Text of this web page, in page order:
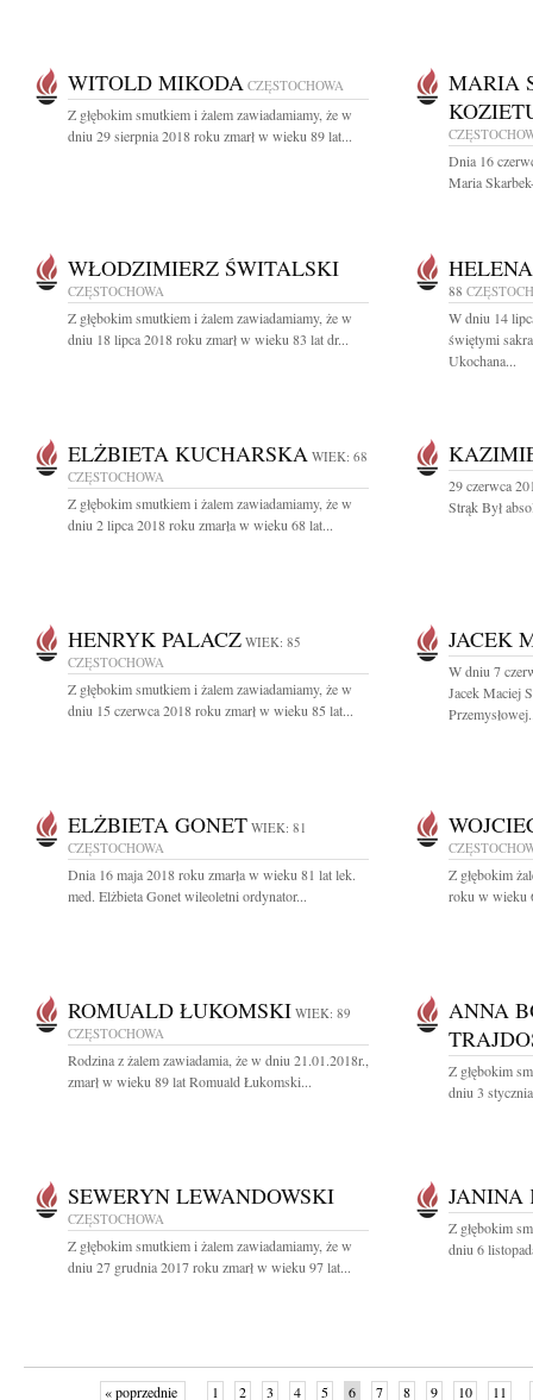
WITOLD MIKODA CZĘSTOCHOWA
Z głębokim smutkiem i żalem zawiadamiamy, że w
dniu 29 sierpnia 2018 roku zmarł w wieku 89 lat...
MARIA
Dnia 16
Maria
WŁODZIMIERZ ŚWITALSKI
CZĘSTOCHOWA
Z głębokim smutkiem i żalem zawiadamiamy, że w
dniu 18 lipca 2018 roku zmarł w wieku 83 lat dr...
88
W dniu 14
świętymi
Ukochana...
ELŻBIETA KUCHARSKA WIEK: 68
CZĘSTOCHOWA
Z głębokim smutkiem i żalem zawiadamiamy, że w
dniu 2 lipca 2018 roku zmarła w wieku 68 lat...
29 czerwca
Strąk Był
HENRYK PALACZ WIEK: 85
CZĘSTOCHOWA
Z głębokim smutkiem i żalem zawiadamiamy, że w
dniu 15 czerwca 2018 roku zmarł w wieku 85 lat...
JACEK
W dniu 7
Jacek Maciej
ELŻBIETA GONET WIEK: 81
CZĘSTOCHOWA
Dnia 16 maja 2018 roku zmarła w wieku 81 lat lek.
med. Elżbieta Gonet wileoletni ordynator...
Z głębokim
roku w wieku
ROMUALD ŁUKOMSKI WIEK: 89
CZĘSTOCHOWA
Rodzina z żalem zawiadamia, że w dniu 21.01.2018r.,
zmarł w wieku 89 lat Romuald Łukomski...
ANNA
Z głębokim
dniu 3
SEWERYN LEWANDOWSKI
CZĘSTOCHOWA
Z głębokim smutkiem i żalem zawiadamiamy, że w
dniu 27 grudnia 2017 roku zmarł w wieku 97 lat...
JANINA
Z głębokim
dniu 6
« poprzednie 1 2 3 4 5 6 7 8 9 10 11